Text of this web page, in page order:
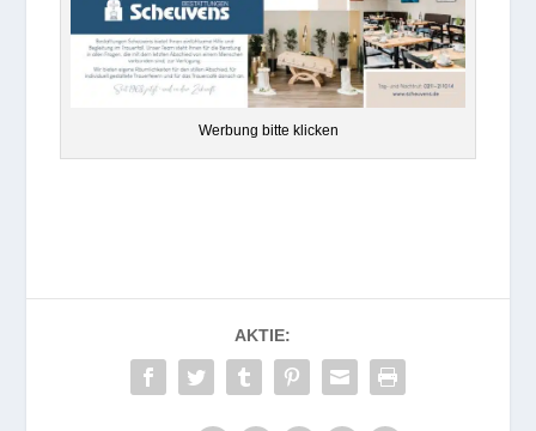
Wer­bung bitte klicken
AKTIE: